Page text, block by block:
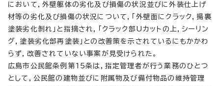
において，外壁躯体の劣化及び損傷の状況並びに外装仕上げ
材等の劣化及び損傷の状況について，「外壁面にクラック，揚裏
塗装劣化剝れ」と指摘され，「クラック部Uカットの上，シーリン
グ，塗装劣化部再塗装」との改善策を示されているにもかかわ
らず，改善されていない事案が見受けられた。
広島市公民館条例第15条は，指定管理者が行う業務のひとつ
として，公民館の建物並びに附属物及び備付物品の維持管理